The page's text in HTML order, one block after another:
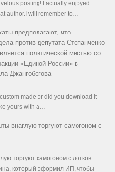
posting! I actually enjoyed
author.I will remember to…
предполагают, что
против депутата Степанченко
политической местью со
«Единой России» в
Джангобегова
made or did you download it
yours with a…
внаглую торгуют самогоном с
торгуют самогоном с лотков
который оформил ИП, чтобы